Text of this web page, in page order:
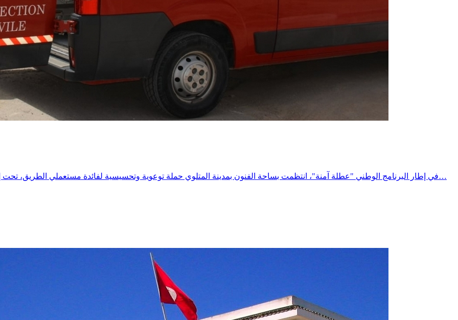
في إطار البرنامج الوطني "عطلة آمنة"، انتظمت بساحة الفنون بمدينة المتلوي حملة توعوية وتحسيسية لفائدة مستعملي الطريق، تحت إشراف السيد معتمد المتلوي، وبمشاركة مختلف الهياكل المتدخلة في…